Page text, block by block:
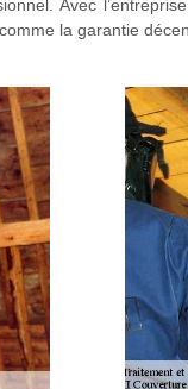
Avec
la garantie